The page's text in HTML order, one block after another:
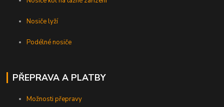
Nosiče lyží
Podélné nosiče
PŘEPRAVA A PLATBY
Možnosti přepravy